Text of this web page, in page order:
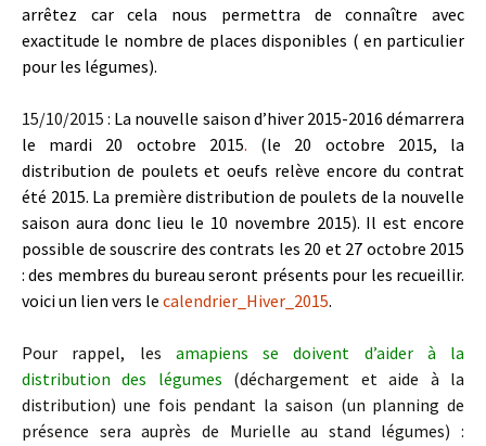
arrêtez car cela nous permettra de connaître avec
exactitude le nombre de places disponibles ( en particulier
pour les légumes).
15/10/2015 : La nouvelle saison d’hiver 2015-2016 démarrera
le mardi 20 octobre 2015. (le 20 octobre 2015, la
distribution de poulets et oeufs relève encore du contrat
été 2015. La première distribution de poulets de la nouvelle
saison aura donc lieu le 10 novembre 2015). Il est encore
possible de souscrire des contrats les 20 et 27 octobre 2015
: des membres du bureau seront présents pour les recueillir.
voici un lien vers le calendrier_Hiver_2015.
Pour rappel, les amapiens se doivent d’aider à la
distribution des légumes (déchargement et aide à la
distribution) une fois pendant la saison (un planning de
présence sera auprès de Murielle au stand légumes) :